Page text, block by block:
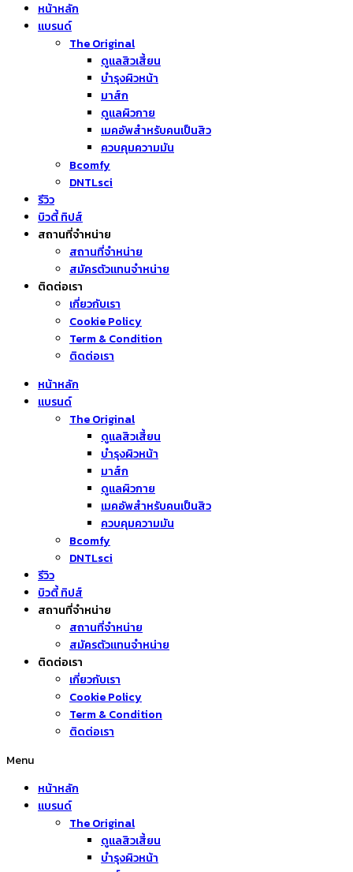
หน้าหลัก
แบรนด์
The Original
ดูแลสิวเสี้ยน
บำรุงผิวหน้า
มาส์ก
ดูแลผิวกาย
เมคอัพสำหรับคนเป็นสิว
ควบคุมความมัน
Bcomfy
DNTLsci
รีวิว
บิวตี้ ทิปส์
สถานที่จำหน่าย
สถานที่จำหน่าย
สมัครตัวแทนจำหน่าย
ติดต่อเรา
เกี่ยวกับเรา
Cookie Policy
Term & Condition
ติดต่อเรา
หน้าหลัก
แบรนด์
The Original
ดูแลสิวเสี้ยน
บำรุงผิวหน้า
มาส์ก
ดูแลผิวกาย
เมคอัพสำหรับคนเป็นสิว
ควบคุมความมัน
Bcomfy
DNTLsci
รีวิว
บิวตี้ ทิปส์
สถานที่จำหน่าย
สถานที่จำหน่าย
สมัครตัวแทนจำหน่าย
ติดต่อเรา
เกี่ยวกับเรา
Cookie Policy
Term & Condition
ติดต่อเรา
Menu
หน้าหลัก
แบรนด์
The Original
ดูแลสิวเสี้ยน
บำรุงผิวหน้า